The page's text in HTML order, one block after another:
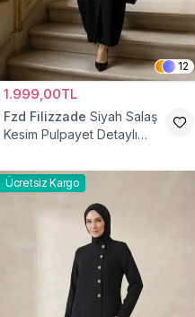
12
1.999,00TL
Fzd Filizzade Siyah Salaş
Kesim Pulpayet Detaylı
Ücretsiz Kargo